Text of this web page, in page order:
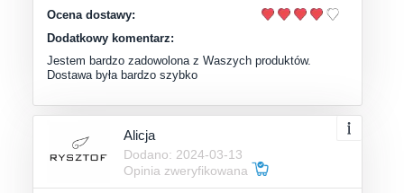
Ocena dostawy:
Dodatkowy komentarz:
Jestem bardzo zadowolona z Waszych produktów.
Dostawa była bardzo szybko
Alicja
Dodano: 2024-03-13
Opinia zweryfikowana